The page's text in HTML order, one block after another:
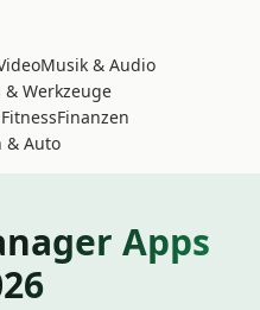
Musik & Audio
& Werkzeuge
Finanzen
& Auto
Apps